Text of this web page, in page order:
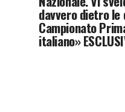
davvero dietro le
Campionato
italiano»